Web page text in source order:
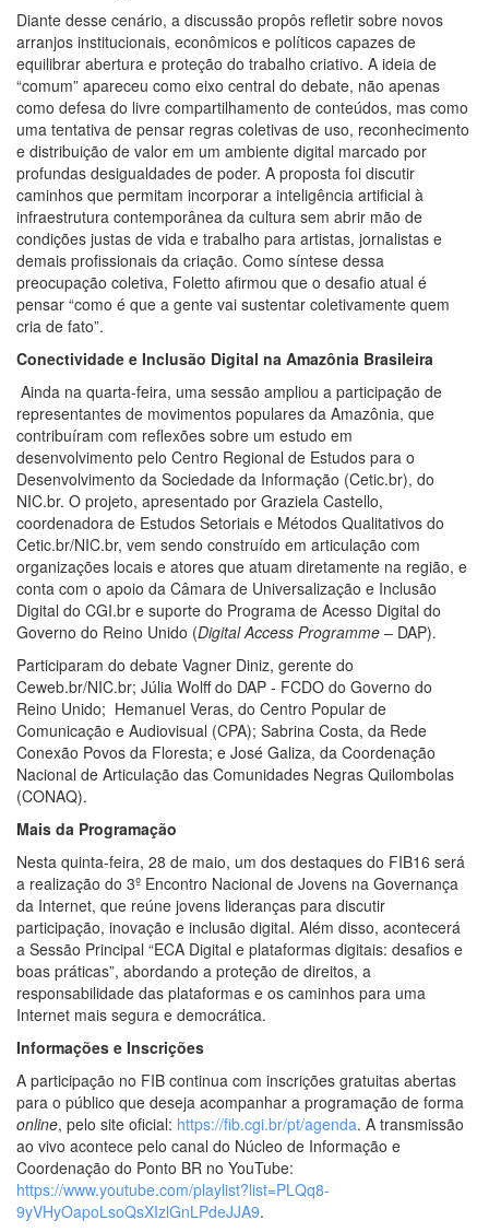
Diante desse cenário, a discussão propôs refletir sobre novos
arranjos institucionais, econômicos e políticos capazes de
equilibrar abertura e proteção do trabalho criativo. A ideia de
“comum” apareceu como eixo central do debate, não apenas
como defesa do livre compartilhamento de conteúdos, mas como
uma tentativa de pensar regras coletivas de uso, reconhecimento
e distribuição de valor em um ambiente digital marcado por
profundas desigualdades de poder. A proposta foi discutir
caminhos que permitam incorporar a inteligência artificial à
infraestrutura contemporânea da cultura sem abrir mão de
condições justas de vida e trabalho para artistas, jornalistas e
demais profissionais da criação. Como síntese dessa
preocupação coletiva, Foletto afirmou que o desafio atual é
pensar “como é que a gente vai sustentar coletivamente quem
cria de fato”.
Conectividade e Inclusão Digital na Amazônia Brasileira
Ainda na quarta-feira, uma sessão ampliou a participação de
representantes de movimentos populares da Amazônia, que
contribuíram com reflexões sobre um estudo em
desenvolvimento pelo Centro Regional de Estudos para o
Desenvolvimento da Sociedade da Informação (Cetic.br), do
NIC.br. O projeto, apresentado por Graziela Castello,
coordenadora de Estudos Setoriais e Métodos Qualitativos do
Cetic.br/NIC.br, vem sendo construído em articulação com
organizações locais e atores que atuam diretamente na região, e
conta com o apoio da Câmara de Universalização e Inclusão
Digital do CGI.br e suporte do Programa de Acesso Digital do
Governo do Reino Unido (Digital Access Programme – DAP).
Participaram do debate Vagner Diniz, gerente do
Ceweb.br/NIC.br; Júlia Wolff do DAP - FCDO do Governo do
Reino Unido; Hemanuel Veras, do Centro Popular de
Comunicação e Audiovisual (CPA); Sabrina Costa, da Rede
Conexão Povos da Floresta; e José Galiza, da Coordenação
Nacional de Articulação das Comunidades Negras Quilombolas
(CONAQ).
Mais da Programação
Nesta quinta-feira, 28 de maio, um dos destaques do FIB16 será
a realização do 3º Encontro Nacional de Jovens na Governança
da Internet, que reúne jovens lideranças para discutir
participação, inovação e inclusão digital. Além disso, acontecerá
a Sessão Principal “ECA Digital e plataformas digitais: desafios e
boas práticas”, abordando a proteção de direitos, a
responsabilidade das plataformas e os caminhos para uma
Internet mais segura e democrática.
Informações e Inscrições
A participação no FIB continua com inscrições gratuitas abertas
para o público que deseja acompanhar a programação de forma
online, pelo site oficial: https://fib.cgi.br/pt/agenda. A transmissão
ao vivo acontece pelo canal do Núcleo de Informação e
Coordenação do Ponto BR no YouTube:
https://www.youtube.com/playlist?list=PLQq8-
9yVHyOapoLsoQsXIzlGnLPdeJJA9.